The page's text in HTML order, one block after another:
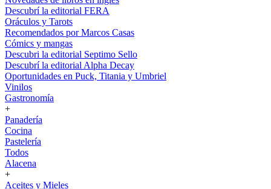
Descubrí la editorial FERA
Oráculos y Tarots
Recomendados por Marcos Casas
Cómics y mangas
Descubri la editorial Septimo Sello
Descubrí la editorial Alpha Decay
Oportunidades en Puck, Titania y Umbriel
Vinilos
Gastronomía
+
Panadería
Cocina
Pastelería
Todos
Alacena
+
Aceites y Mieles